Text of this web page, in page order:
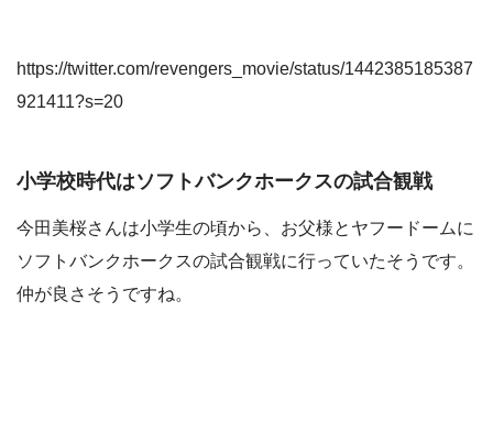
https://twitter.com/revengers_movie/status/1442385185387
921411?s=20
小学校時代はソフトバンクホークスの試合観戦
今田美桜さんは小学生の頃から、お父様とヤフードームに
ソフトバンクホークスの試合観戦に行っていたそうです。
仲が良さそうですね。